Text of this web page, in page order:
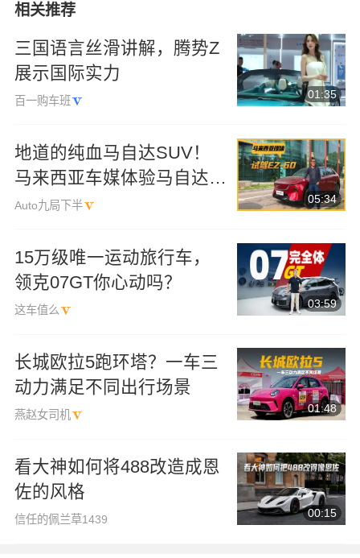
相关推荐
三国语言丝滑讲解，腾势Z
展示国际实力
百一购车班
01:35
地道的纯血马自达SUV！
马来西亚车媒体验马自达
EZ-60
Auto九局下半
05:34
15万级唯一运动旅行车，
领克07GT你心动吗？
这车值么
03:59
长城欧拉5跑环塔？一车三
动力满足不同出行场景
燕赵女司机
01:48
看大神如何将488改造成恩
佐的风格
信任的佩兰草1439
00:15